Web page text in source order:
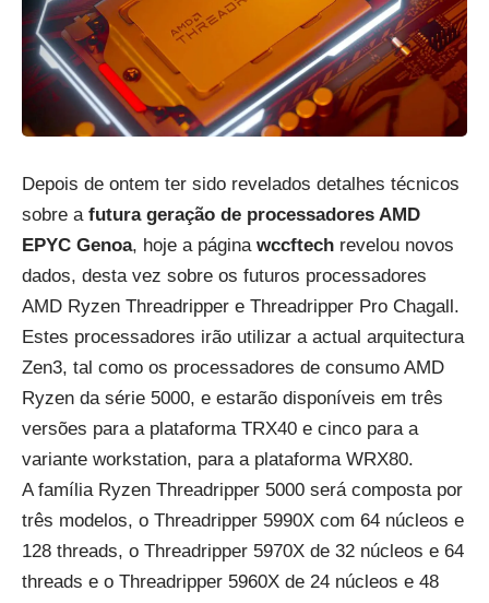
Depois de ontem ter sido revelados detalhes técnicos
sobre a futura geração de processadores AMD
EPYC Genoa, hoje a página wccftech revelou novos
dados, desta vez sobre os futuros processadores
AMD Ryzen Threadripper e Threadripper Pro Chagall.
Estes processadores irão utilizar a actual arquitectura
Zen3, tal como os processadores de consumo AMD
Ryzen da série 5000, e estarão disponíveis em três
versões para a plataforma TRX40 e cinco para a
variante workstation, para a plataforma WRX80.
A família Ryzen Threadripper 5000 será composta por
três modelos, o Threadripper 5990X com 64 núcleos e
128 threads, o Threadripper 5970X de 32 núcleos e 64
threads e o Threadripper 5960X de 24 núcleos e 48